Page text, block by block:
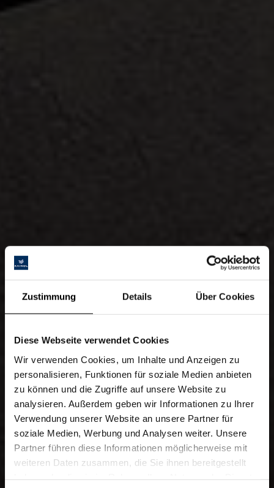
Zustimmung Details Über Cookies
Diese Webseite verwendet Cookies
Wir verwenden Cookies, um Inhalte und Anzeigen zu
personalisieren, Funktionen für soziale Medien anbieten
zu können und die Zugriffe auf unsere Website zu
analysieren. Außerdem geben wir Informationen zu Ihrer
Verwendung unserer Website an unsere Partner für
soziale Medien, Werbung und Analysen weiter. Unsere
Partner führen diese Informationen möglicherweise mit
weiteren Daten zusammen, die Sie ihnen bereitgestellt